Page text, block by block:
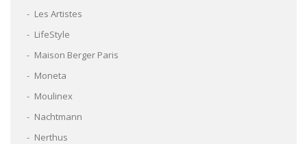
Les Artistes
LifeStyle
Maison Berger Paris
Moneta
Moulinex
Nachtmann
Nerthus